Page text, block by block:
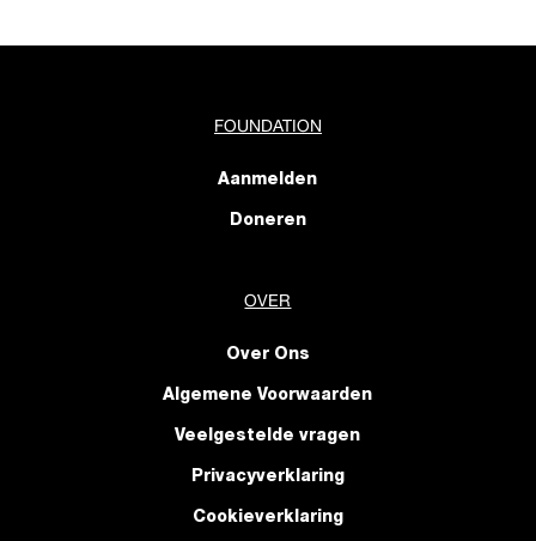
FOUNDATION
Aanmelden
Doneren
OVER
Over Ons
Algemene Voorwaarden
Veelgestelde vragen
Privacyverklaring
Cookieverklaring